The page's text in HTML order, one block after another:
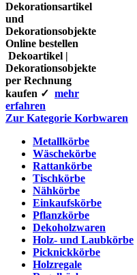
Dekorationsartikel
und
Dekorationsobjekte
Online bestellen
Dekoartikel |
Dekorationsobjekte
per Rechnung
kaufen ✓ mehr
erfahren
Zur Kategorie Korbwaren
Metallkörbe
Wäschekörbe
Rattankörbe
Tischkörbe
Nähkörbe
Einkaufskörbe
Pflanzkörbe
Dekoholzwaren
Holz- und Laubkörbe
Picknickkörbe
Holzregale